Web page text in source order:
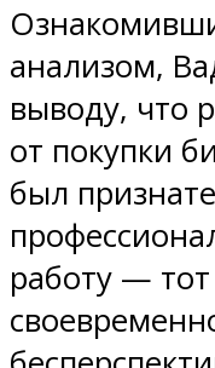
анализом,
выводу, что
от покупки
был
работу —